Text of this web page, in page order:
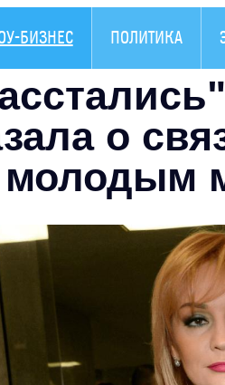
БИЗНЕС ПОЛИТИКА
о
молодым